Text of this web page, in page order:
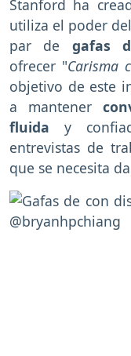
Stanford ha
utiliza el poder
par de gafas
ofrecer "Carisma
objetivo de este
a mantener
fluida y
entrevistas de
que se necesita